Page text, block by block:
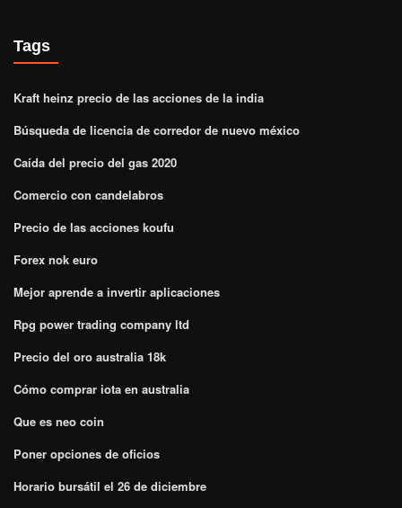
Tags
Kraft heinz precio de las acciones de la india
Búsqueda de licencia de corredor de nuevo méxico
Caída del precio del gas 2020
Comercio con candelabros
Precio de las acciones koufu
Forex nok euro
Mejor aprende a invertir aplicaciones
Rpg power trading company ltd
Precio del oro australia 18k
Cómo comprar iota en australia
Que es neo coin
Poner opciones de oficios
Horario bursátil el 26 de diciembre